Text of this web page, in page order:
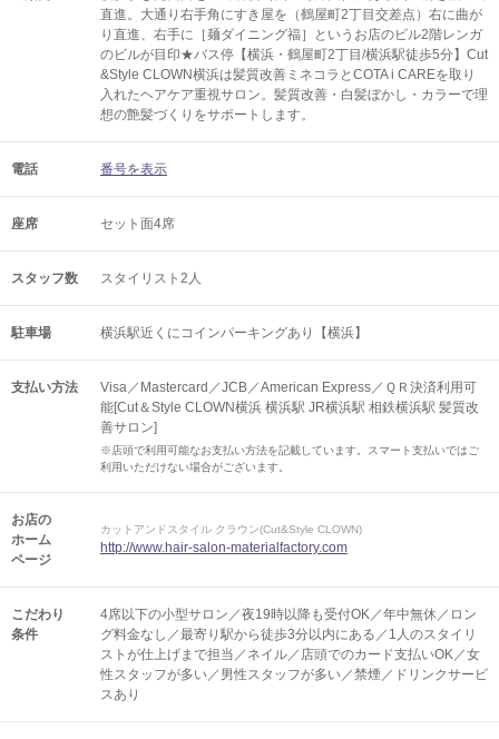
直進。大通り右手角にすき屋を（鶴屋町2丁目交差点）右に曲が
り直進、右手に［麺ダイニング福］というお店のビル2階レンガ
のビルが目印★バス停【横浜・鶴屋町2丁目/横浜駅徒歩5分】Cut
&Style CLOWN横浜は髪質改善ミネコラとCOTA i CAREを取り
入れたヘアケア重視サロン。髪質改善・白髪ぼかし・カラーで理
想の艶髪づくりをサポートします。
電話 番号を表示
座席 セット面4席
スタッフ数 スタイリスト2人
駐車場 横浜駅近くにコインパーキングあり【横浜】
支払い方法
Visa／Mastercard／JCB／American Express／ＱＲ決済利用可
能[Cut＆Style CLOWN横浜 横浜駅 JR横浜駅 相鉄横浜駅 髪質改
善サロン]
※店頭で利用可能なお支払い方法を記載しています。スマート支払いではご
利用いただけない場合がございます。
お店の
ホーム
ページ
カットアンドスタイル クラウン(Cut&Style CLOWN)
http://www.hair-salon-materialfactory.com
こだわり
条件
4席以下の小型サロン／夜19時以降も受付OK／年中無休／ロン
グ料金なし／最寄り駅から徒歩3分以内にある／1人のスタイリ
ストが仕上げまで担当／ネイル／店頭でのカード支払いOK／女
性スタッフが多い／男性スタッフが多い／禁煙／ドリンクサービ
スあり